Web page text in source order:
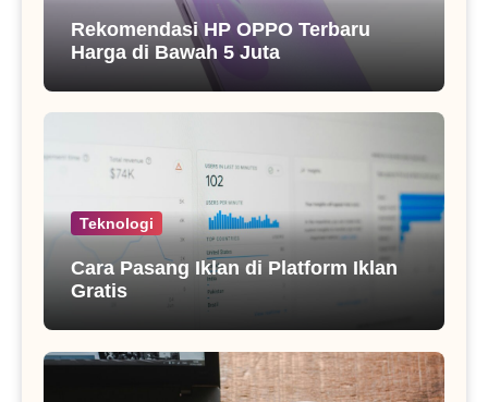
Rekomendasi HP OPPO Terbaru
Harga di Bawah 5 Juta
Teknologi
Cara Pasang Iklan di Platform Iklan
Gratis